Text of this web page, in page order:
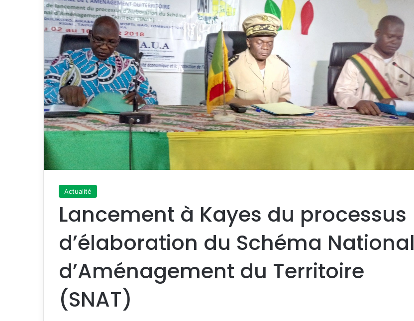
Actualité
Lancement à Kayes du processus
d’élaboration du Schéma National
d’Aménagement du Territoire
(SNAT)